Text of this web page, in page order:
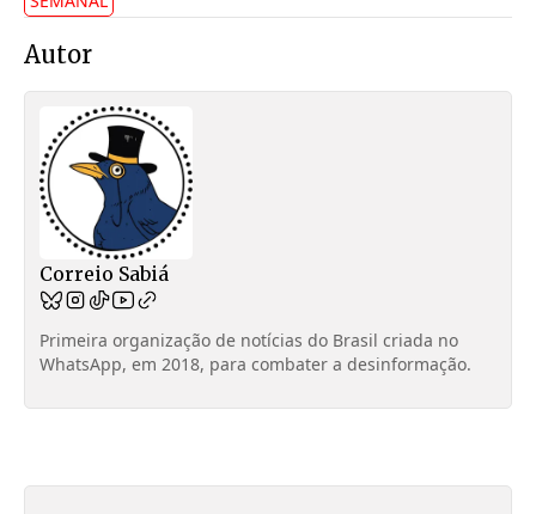
Autor
Correio Sabiá
Primeira organização de notícias do Brasil criada no
WhatsApp, em 2018, para combater a desinformação.